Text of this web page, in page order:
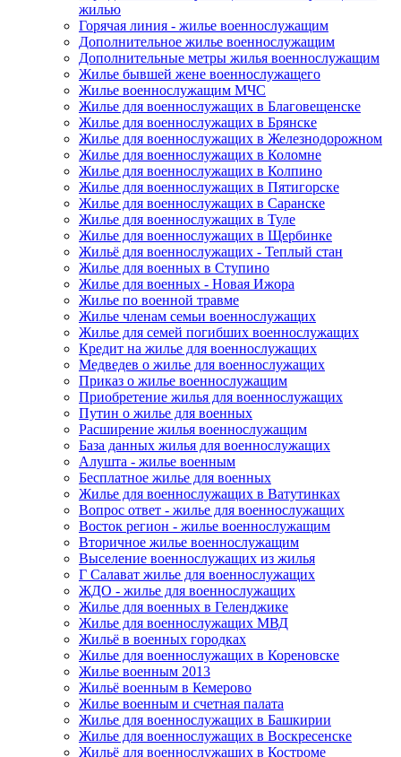
жилью
Горячая линия - жилье военнослужащим
Дополнительное жилье военнослужащим
Дополнительные метры жилья военнослужащим
Жилье бывшей жене военнослужащего
Жилье военнослужащим МЧС
Жилье для военнослужащих в Благовещенске
Жилье для военнослужащих в Брянске
Жилье для военнослужащих в Железнодорожном
Жилье для военнослужащих в Коломне
Жилье для военнослужащих в Колпино
Жилье для военнослужащих в Пятигорске
Жилье для военнослужащих в Саранске
Жилье для военнослужащих в Туле
Жилье для военнослужащих в Щербинке
Жильё для военнослужащих - Теплый стан
Жилье для военных в Ступино
Жилье для военных - Новая Ижора
Жилье по военной травме
Жилье членам семьи военнослужащих
Жилье для семей погибших военнослужащих
Кредит на жилье для военнослужащих
Медведев о жилье для военнослужащих
Приказ о жилье военнослужащим
Приобретение жилья для военнослужащих
Путин о жилье для военных
Расширение жилья военнослужащим
База данных жилья для военнослужащих
Алушта - жилье военным
Бесплатное жилье для военных
Жилье для военнослужащих в Ватутинках
Вопрос ответ - жилье для военнослужащих
Восток регион - жилье военнослужащим
Вторичное жилье военнослужащим
Выселение военнослужащих из жилья
Г Салават жилье для военнослужащих
ЖДО - жилье для военнослужащих
Жилье для военных в Геленджике
Жилье для военнослужащих МВД
Жильё в военных городках
Жилье для военнослужащих в Кореновске
Жилье военным 2013
Жильё военным в Кемерово
Жилье военным и счетная палата
Жилье для военнослужащих в Башкирии
Жилье для военнослужащих в Воскресенске
Жильё для военнослужащих в Костроме